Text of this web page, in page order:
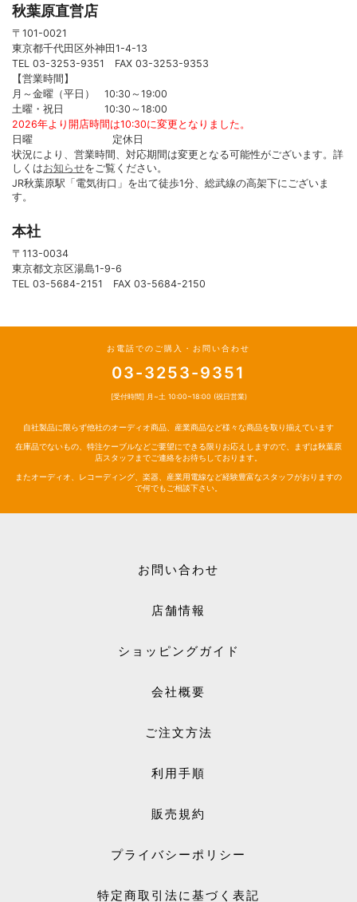
秋葉原直営店
〒101-0021
東京都千代田区外神田1-4-13
TEL 03-3253-9351 FAX 03-3253-9353
【営業時間】
月～金曜（平日） 10:30～19:00
土曜・祝日 10:30～18:00
2026年より開店時間は10:30に変更となりました。
日曜 定休日
状況により、営業時間、対応期間は変更となる可能性がございます。詳
しくはお知らせをご覧ください。
JR秋葉原駅「電気街口」を出て徒歩1分、総武線の高架下にございま
す。
本社
〒113-0034
東京都文京区湯島1-9-6
TEL 03-5684-2151 FAX 03-5684-2150
お電話でのご購入・お問い合わせ
03-3253-9351
[受付時間] 月~土 10:00~18:00 (祝日営業)
自社製品に限らず他社のオーディオ商品、産業商品など様々な商品を取り揃えています
在庫品でないもの、特注ケーブルなどご要望にできる限りお応えしますので、まずは秋葉原
店スタッフまでご連絡をお待ちしております。
またオーディオ、レコーディング、楽器、産業用電線など経験豊富なスタッフがおりますの
で何でもご相談下さい。
お問い合わせ
店舗情報
ショッピングガイド
会社概要
ご注文方法
利用手順
販売規約
プライバシーポリシー
特定商取引法に基づく表記